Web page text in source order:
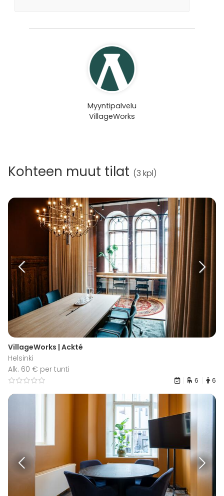
Myyntipalvelu
VillageWorks
Kohteen muut tilat (3 kpl)
VillageWorks | Ackté
Helsinki
Alk. 60 € per tunti
6 6